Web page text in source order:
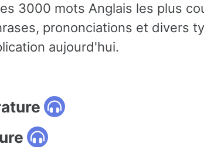
3000 mots Anglais les plus
prononciations et divers
aujourd'hui.